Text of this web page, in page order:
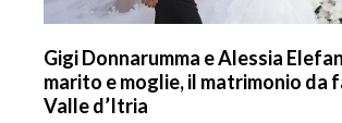
Gigi Donnarumma e Alessia
marito e moglie, il matrimonio da
Valle d’Itria